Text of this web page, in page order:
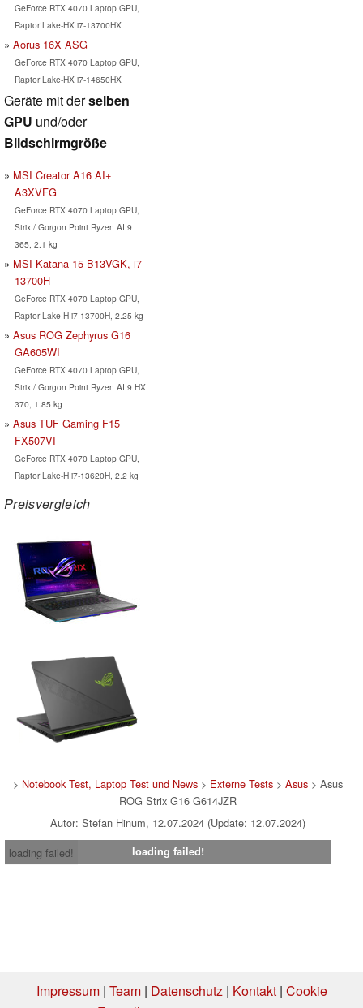
GeForce RTX 4070 Laptop GPU,
Raptor Lake-HX i7-13700HX
Aorus 16X ASG
GeForce RTX 4070 Laptop GPU,
Raptor Lake-HX i7-14650HX
Geräte mit derselben
GPU und/oder
Bildschirmgröße
MSI Creator A16 AI+
A3XVFG
GeForce RTX 4070 Laptop GPU,
Strix / Gorgon Point Ryzen AI 9
365, 2.1 kg
MSI Katana 15 B13VGK, i7-
13700H
GeForce RTX 4070 Laptop GPU,
Raptor Lake-H i7-13700H, 2.25 kg
Asus ROG Zephyrus G16
GA605WI
GeForce RTX 4070 Laptop GPU,
Strix / Gorgon Point Ryzen AI 9 HX
370, 1.85 kg
Asus TUF Gaming F15
FX507VI
GeForce RTX 4070 Laptop GPU,
Raptor Lake-H i7-13620H, 2.2 kg
Preisvergleich
> Notebook Test, Laptop Test und News> Externe Tests> Asus> Asus
ROG Strix G16 G614JZR
Autor: Stefan Hinum, 12.07.2024 (Update: 12.07.2024)
loading failed!
loading failed!
Impressum| Team| Datenschutz | Kontakt| Cookie